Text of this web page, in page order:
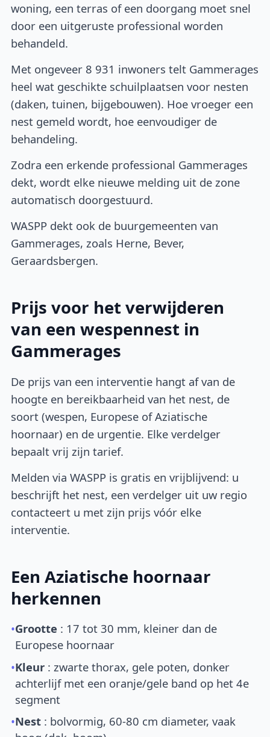
woning, een terras of een doorgang moet snel
door een uitgeruste professional worden
behandeld.
Met ongeveer 8 931 inwoners telt Gammerages
heel wat geschikte schuilplaatsen voor nesten
(daken, tuinen, bijgebouwen). Hoe vroeger een
nest gemeld wordt, hoe eenvoudiger de
behandeling.
Zodra een erkende professional Gammerages
dekt, wordt elke nieuwe melding uit de zone
automatisch doorgestuurd.
WASPP dekt ook de buurgemeenten van
Gammerages, zoals Herne, Bever,
Geraardsbergen.
Prijs voor het verwijderen
van een wespennest in
Gammerages
De prijs van een interventie hangt af van de
hoogte en bereikbaarheid van het nest, de
soort (wespen, Europese of Aziatische
hoornaar) en de urgentie. Elke verdelger
bepaalt vrij zijn tarief.
Melden via WASPP is gratis en vrijblijvend: u
beschrijft het nest, een verdelger uit uw regio
contacteert u met zijn prijs vóór elke
interventie.
Een Aziatische hoornaar
herkennen
•Grootte : 17 tot 30 mm, kleiner dan de
Europese hoornaar
•Kleur : zwarte thorax, gele poten, donker
achterlijf met een oranje/gele band op het 4e
segment
•Nest : bolvormig, 60-80 cm diameter, vaak